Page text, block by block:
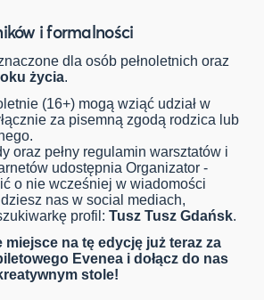
i formalności
dla osób pełnoletnich oraz
życia.
(16+) mogą wziąć udział w
za pisemną zgodą rodzica lub
oraz pełny regulamin warsztatów i
udostępnia Organizator -
o nie wcześniej w wiadomości
nas w social mediach,
profil: Tusz Tusz Gdańsk.
miejsce na tę edycję już teraz za
Evenea i dołącz do nas
stole!